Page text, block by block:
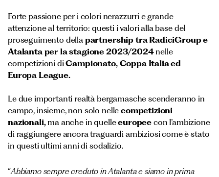
Forte passione per i colori nerazzurri e grande
attenzione al territorio: questi i valori alla base del
proseguimento della partnership tra RadiciGroup e
Atalanta per la stagione 2023/2024nelle
competizioni diCampionato, Coppa Italia ed
Europa League.
Le due importanti realtà bergamasche scenderanno in
campo, insieme, non solo nellecompetizioni
nazionali,ma anche in quelleeuropee con l’ambizione
di raggiungere ancora traguardi ambiziosi come è stato
in questi ultimi anni di sodalizio.
“Abbiamo sempre creduto in Atalanta e siamo in prima